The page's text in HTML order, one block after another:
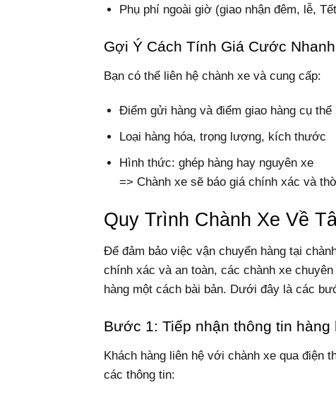
Phụ phí ngoài giờ (giao nhận đêm, lễ,
Gợi Ý Cách Tính Giá Cước Nhanh
Bạn có thể liên hệ chành xe và cung cấp:
Điểm gửi hàng và điểm giao hàng cụ thể
Loại hàng hóa, trọng lượng, kích thước
Hình thức: ghép hàng hay nguyên xe
=> Chành xe sẽ báo giá chính xác và
Quy Trình Chành Xe Về
Để đảm bảo việc vận chuyển hàng tại
chính xác và an toàn, các chành xe
hàng một cách bài bản. Dưới đây là các
Bước 1: Tiếp nhận thông tin hàng
Khách hàng liên hệ với chành xe qua điện
các thông tin: